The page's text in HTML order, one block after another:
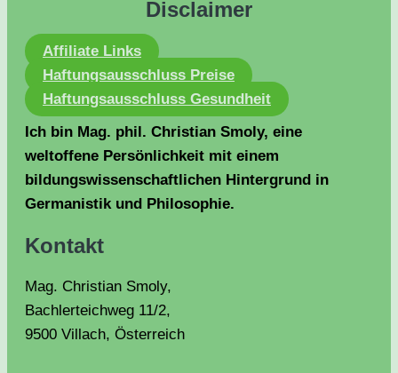
Disclaimer
Affiliate Links
Haftungsausschluss Preise
Haftungsausschluss Gesundheit
Ich bin Mag. phil. Christian Smoly, eine
weltoffene Persönlichkeit mit einem
bildungswissenschaftlichen Hintergrund in
Germanistik und Philosophie.
Kontakt
Mag. Christian Smoly,
Bachlerteichweg 11/2,
9500 Villach, Österreich